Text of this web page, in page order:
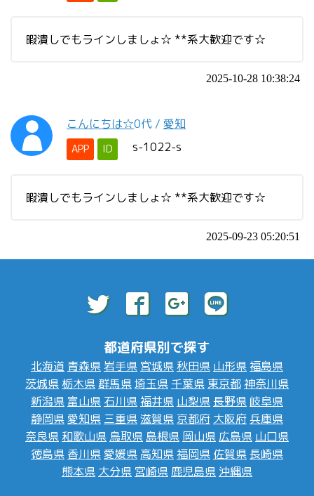
暇潰しでもラインしましょ☆ **系大歓迎です☆
2025-10-28 10:38:24
こんにちは☆0代 / 愛知
APP ID s-1022-s
暇潰しでもラインしましょ☆ **系大歓迎です☆
2025-09-23 05:20:51
都道府県別で探す
北海道 青森県 岩手県 宮城県 秋田県 山形県福島県
茨城県 栃木県群馬県埼玉県 千葉県 東京都神奈川県
新潟県 富山県 石川県福井県 山梨県 長野県 岐阜県
静岡県愛知県 三重県滋賀県 京都府 大阪府 兵庫県
奈良県 和歌山県 鳥取県 島根県 岡山県 広島県 山口県
徳島県 香川県愛媛県 高知県福岡県 佐賀県 長崎県
熊本県 大分県 宮崎県 鹿児島県 沖縄県